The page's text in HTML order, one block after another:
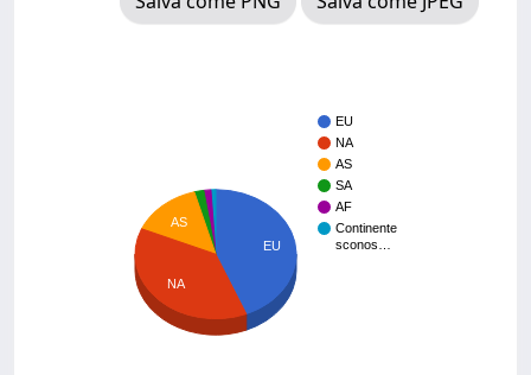
EU
NA
AS
SA
AF
Continente
sconos…
EU
AS
NA